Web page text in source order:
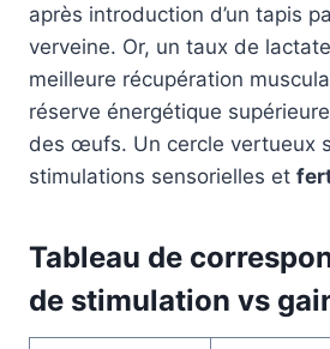
après introduction d’un tapis
verveine. Or, un taux de
meilleure récupération
réserve énergétique
des œufs. Un cercle vertueux
stimulations sensorielles et
Tableau de
de stimulation vs